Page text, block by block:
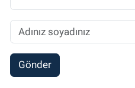
Gönder